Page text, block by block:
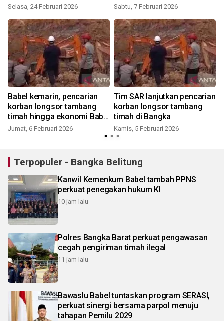
Selasa, 24 Februari 2026 Bangka
Sabtu, 7 Februari 2026
Babel kemarin, pencarian
korban longsor tambang
timah hingga ekonomi Babel
tumbuh
Jumat, 6 Februari 2026
Tim SAR lanjutkan pencarian
korban longsor tambang
timah di Bangka
Kamis, 5 Februari 2026
Terpopuler - Bangka Belitung
Kanwil Kemenkum Babel tambah PPNS
perkuat penegakan hukum KI
10 jam lalu
Polres Bangka Barat perkuat pengawasan
cegah pengiriman timah ilegal
11 jam lalu
Bawaslu Babel tuntaskan program SERASI,
perkuat sinergi bersama parpol menuju
tahapan Pemilu 2029